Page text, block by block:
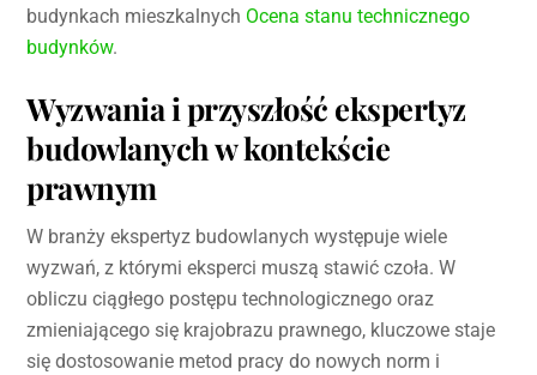
budynkach mieszkalnych Ocena stanu technicznego
budynków.
Wyzwania i przyszłość ekspertyz
budowlanych w kontekście
prawnym
W branży ekspertyz budowlanych występuje wiele
wyzwań, z którymi eksperci muszą stawić czoła. W
obliczu ciągłego postępu technologicznego oraz
zmieniającego się krajobrazu prawnego, kluczowe staje
się dostosowanie metod pracy do nowych norm i